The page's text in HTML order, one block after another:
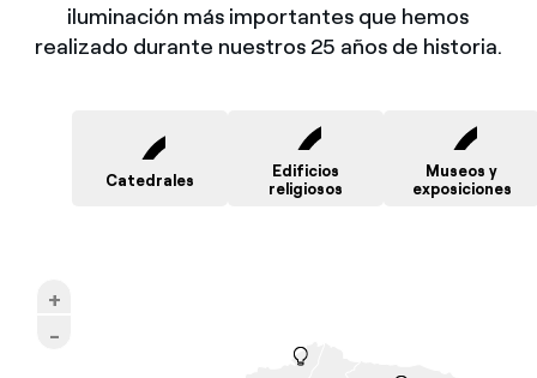
CulturaSelected item
iluminación más importantes que hemos
realizado durante nuestros 25 años de historia.
Catedrales
Edificios
religiosos
Museos y
exposiciones
+
-